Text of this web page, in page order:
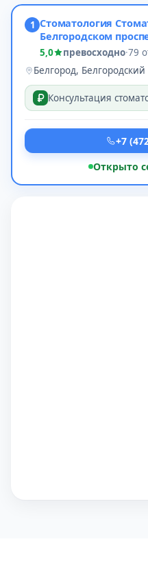
1 Стоматология
Белгородском
5,0 превосходно·79
Белгород, Белгородский
Консультация
+7
Открыто